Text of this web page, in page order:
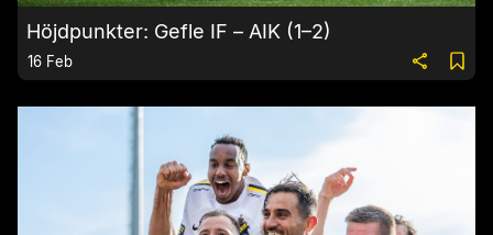
Höjdpunkter: Gefle IF – AIK (1–2)
16 Feb